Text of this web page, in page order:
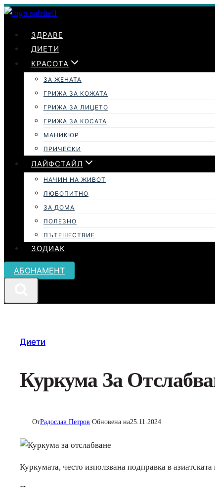
Към
ЗДРАВЕ
ДИЕТИ
КРАСОТА
ЗА ЖЕНАТА
ГРИЖА ЗА КОЖАТА
ГРИЖА ЗА ЛИЦЕТО
ГРИЖА ЗА КОСАТА
МАНИКЮР
ПРИЧЕСКИ
ЛАЙФСТАЙЛ
НАЧИН НА ЖИВОТ
ЛЮБОПИТНО
ЗА ДОМА
ПОЛЕЗНО
ПЪТЕШЕСТВИЕ
ЗОДИАК
АБОНАМЕНТ
Диети
Куркума За
ОтРадослав Петров Обновена на25.11.2024
Куркумата, често използвана подправка в